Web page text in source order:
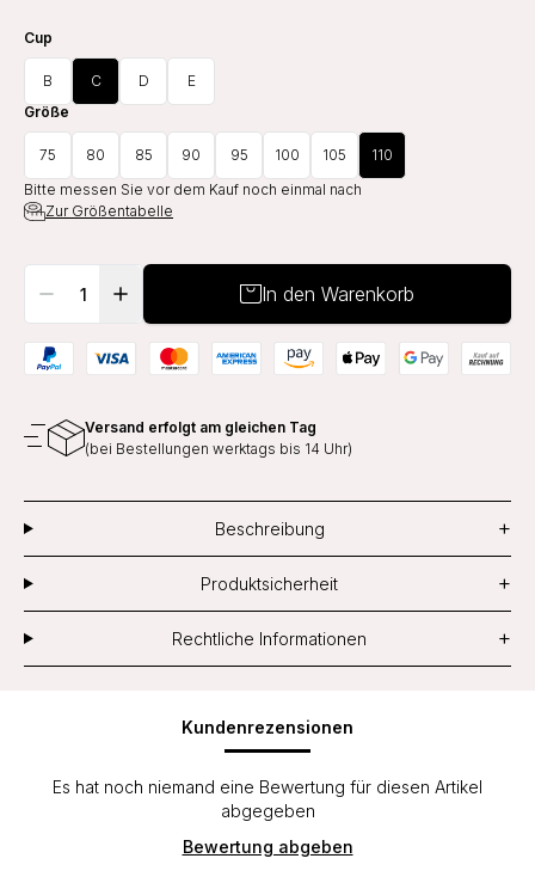
Cup
B C D
E
Größe
75 80 85 90 95 100 105
110
Bitte messen Sie vor dem Kauf noch einmal nach
Zur Größentabelle
In den Warenkorb
Versand erfolgt am gleichen Tag
(bei Bestellungen werktags bis 14 Uhr)
Beschreibung +
Produktsicherheit +
Rechtliche Informationen +
Kundenrezensionen
Es hat noch niemand eine Bewertung für diesen Artikel
abgegeben
Bewertung abgeben